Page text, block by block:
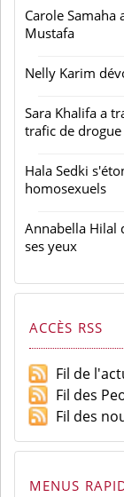
Carole Samaha
Mustafa
Nelly Karim
Sara Khalifa a
trafic de drogue
Hala Sedki
homosexuels
Annabella Hilal
ses yeux
ACCÈS RSS
Fil de
Fil des
Fil des
MENUS